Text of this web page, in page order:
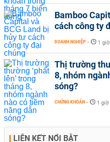
Bamboo
cách công ty
DOANH NGHIỆP - 1
Thị trường
8, nhóm
sóng?
CHỨNG KHOÁN - 1
LIÊN KẾT NỔI BẬT